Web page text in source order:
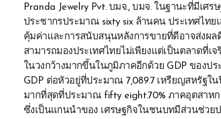
Pranda Jewelry Pvt. บมจ., บมจ. ในฐานะที่มีเ
ประชากรประมาณ sixty six ล้านคน ประเทศไท
คุ้มค่าและการสนับสนุนหลังการขายที่ดีอาจส่งผ
สามารถมองประเทศไทยไม่เพียงแต่เป็นตลาดที่เ
ในวงกว้างมากขึ้นในภูมิภาคอีกด้วย GDP ของป
GDP ต่อหัวอยู่ที่ประมาณ 7,089.7 เหรียญสหรัฐใ
มากที่สุดที่ประมาณ fifty eight.70% ภาคอุตสาห
ซึ่งเป็นแกนนำของ เศรษฐกิจในชนบทมีส่วนช่วย